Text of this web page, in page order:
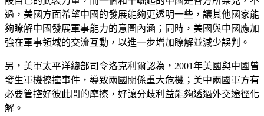
過，美國方面希望中國的發展能夠更透明一些，讓其他國家能
夠瞭解中國發展軍事能力的意圖內涵；同時，美國與中國應加
強在軍事領域的交流互動，以進一步增加瞭解並減少誤判。
另，美軍太平洋總部司令洛克利爾認為，2001年美國與中國曾
發生軍機擦撞事件，導致兩國關係重大危機；美中兩國軍方有
必要管控好彼此間的摩擦，好讓分歧利益能夠透過外交途徑化
解。